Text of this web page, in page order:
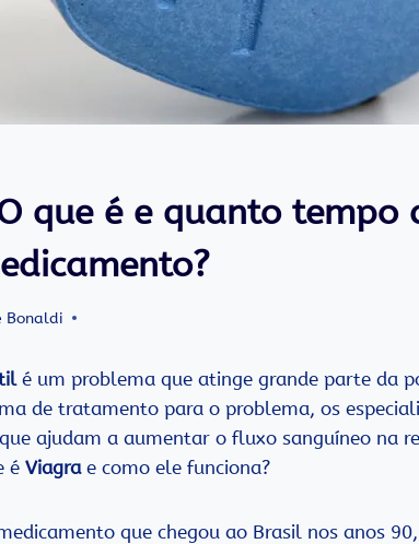
que é e quanto tempo
Bonaldi
é um problema que atinge grande parte da
de tratamento para o problema, os
ajudam a aumentar o fluxo sanguíneo na
é Viagra e como ele funciona?
que chegou ao Brasil nos anos